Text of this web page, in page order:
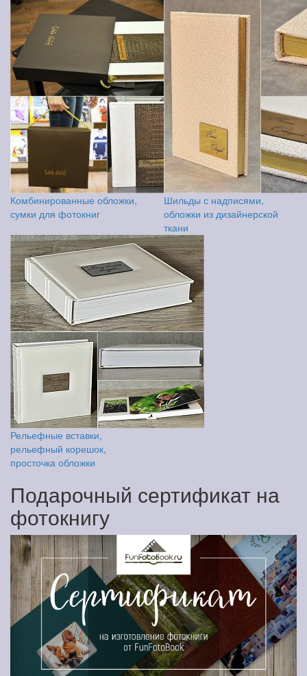
Комбинированные обложки,
сумки для фотокниг
Шильды с надписями,
обложки из дизайнерской
ткани
Рельефные вставки,
рельефный корешок,
просточка обложки
Подарочный сертификат на
фотокнигу